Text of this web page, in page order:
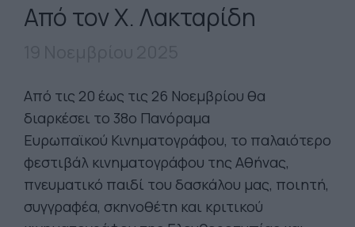
Από τον Χ. Λακταρίδη
Από τις 20 έως τις 26 Νοεμβρίου θα
διαρκέσει το 38ο Πανόραμα
Ευρωπαϊκού Κινηματογράφου, το παλαιότερο
φεστιβάλ κινηματογράφου της Αθήνας,
πνευματικό παιδί του δασκάλου μας, ποιητή,
συγγραφέα, σκηνοθέτη και κριτικού